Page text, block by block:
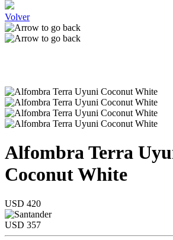
Volver
Alfombra Terra
Coconut White
USD 420
USD 357